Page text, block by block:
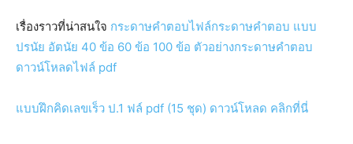
เรื่องราวที่น่าสนใจ กระดาษคำตอบไฟล์กระดาษคำตอบ แบบ
ปรนัย อัตนัย 40 ข้อ 60 ข้อ 100 ข้อ ตัวอย่างกระดาษคำตอบ
ดาวน์โหลดไฟล์ pdf
แบบฝึกคิดเลขเร็ว ป.1 ฟล์ pdf (15 ชุด) ดาวน์โหลด คลิกที่นี่